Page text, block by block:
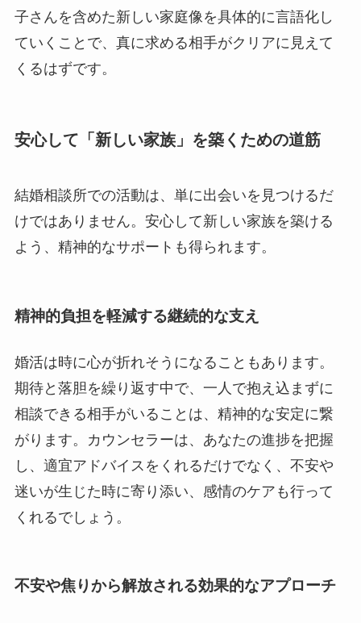
子さんを含めた新しい家庭像を具体的に言語化し
ていくことで、真に求める相手がクリアに見えて
くるはずです。
安心して「新しい家族」を築くための道筋
結婚相談所での活動は、単に出会いを見つけるだ
けではありません。安心して新しい家族を築ける
よう、精神的なサポートも得られます。
精神的負担を軽減する継続的な支え
婚活は時に心が折れそうになることもあります。
期待と落胆を繰り返す中で、一人で抱え込まずに
相談できる相手がいることは、精神的な安定に繋
がります。カウンセラーは、あなたの進捗を把握
し、適宜アドバイスをくれるだけでなく、不安や
迷いが生じた時に寄り添い、感情のケアも行って
くれるでしょう。
不安や焦りから解放される効果的なアプローチ